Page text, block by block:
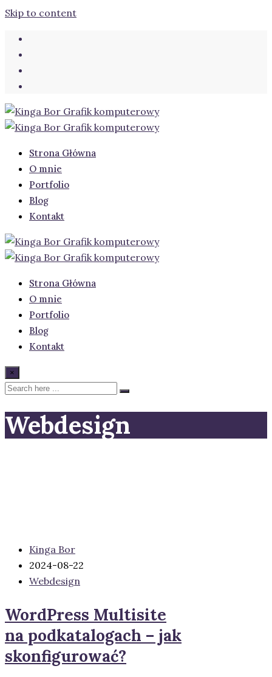
Skip to content
Strona Główna
O mnie
Portfolio
Blog
Kontakt
Strona Główna
O mnie
Portfolio
Blog
Kontakt
×
Webdesign
Kinga Bor
2024-08-22
Webdesign
WordPress Multisite
na podkatalogach – jak
skonfigurować?